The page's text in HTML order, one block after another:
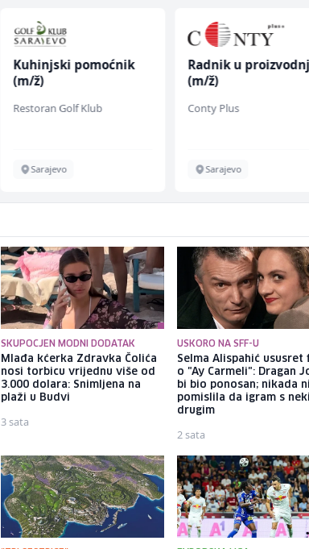
Kuhinjski pomoćnik
(m/ž)
Restoran Golf Klub
Sarajevo
Radnik u
(m/ž)
Conty Plus
Sarajevo
SKUPOCJEN MODNI DODATAK
Mlađa kćerka Zdravka Čolića
nosi torbicu vrijednu više od
3.000 dolara: Snimljena na
plaži u Budvi
3 sata
USKORO NA SFF-U
Selma Alispahić ususret
o "Ay Carmeli": Dragan
bi bio ponosan; nikada
pomislila da igram s
drugim
2 sata